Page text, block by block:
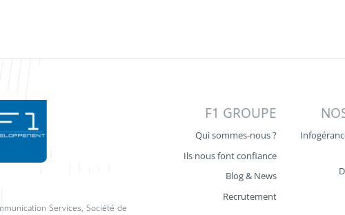
F1 GROUPE
Qui sommes-nous ?
Ils nous font confiance
Blog & News
Recrutement
Services, Société de